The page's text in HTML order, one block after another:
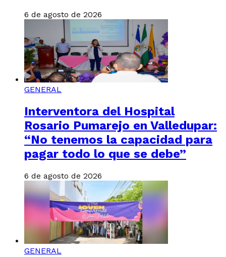
6 de agosto de 2026
GENERAL
Interventora del Hospital
Rosario Pumarejo en Valledupar:
“No tenemos la capacidad para
pagar todo lo que se debe”
6 de agosto de 2026
GENERAL